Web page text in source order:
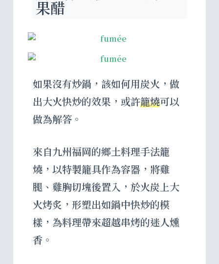
果醋
如果沒有炒鍋，該如何用炭火，做
出大火快炒的效果，或許籠燒可以
做為解答。
來自九州福岡的鄉土料理手法籠
燒，以特製籠具作為容器，將雞
腿、雞胸切塊後置入，於火炭上大
火烤炙，形塑出如鍋中快炒的模
樣，為料理帶來超越串烤的迷人燻
香。